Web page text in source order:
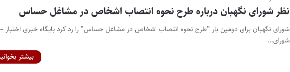
نظر شورای نگهبان درباره طرح نحوه انتصاب اشخاص در مشاغل حساس
شورای نگهبان برای دومین بار "طرح نحوه انتصاب اشخاص در مشاغل حساس" را رد کرد پایگاه خبری اختبار –
شورای…
بیشتر